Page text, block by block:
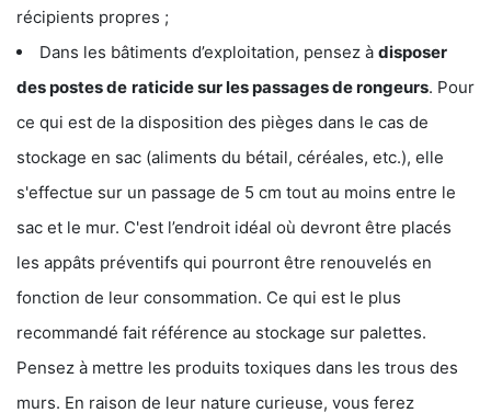
récipients propres ;
Dans les bâtiments d’exploitation, pensez à disposer
des postes de raticide sur les passages de rongeurs. Pour
ce qui est de la disposition des pièges dans le cas de
stockage en sac (aliments du bétail, céréales, etc.), elle
s'effectue sur un passage de 5 cm tout au moins entre le
sac et le mur. C'est l’endroit idéal où devront être placés
les appâts préventifs qui pourront être renouvelés en
fonction de leur consommation. Ce qui est le plus
recommandé fait référence au stockage sur palettes.
Pensez à mettre les produits toxiques dans les trous des
murs. En raison de leur nature curieuse, vous ferez